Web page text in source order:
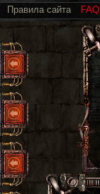
Правила сайта FAQ